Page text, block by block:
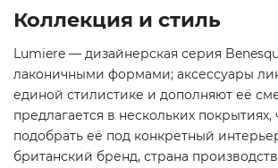
Коллекция и стиль
Lumiere — дизайнерская серия
лаконичными формами; аксессуары
единой стилистике и дополняют её
предлагается в нескольких покрытиях,
подобрать её под конкретный
британский бренд, страна